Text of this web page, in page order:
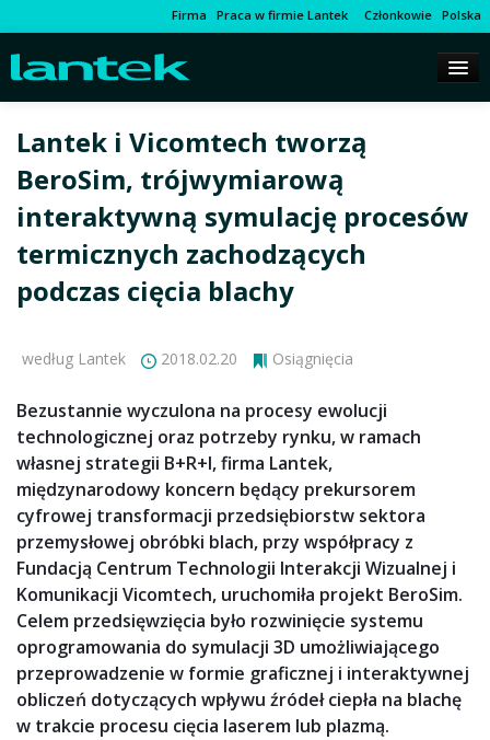
Firma Praca w firmie Lantek Członkowie Polska
Lantek i Vicomtech tworzą
BeroSim, trójwymiarową
interaktywną symulację procesów
termicznych zachodzących
podczas cięcia blachy
według Lantek 2018.02.20 Osiągnięcia
Bezustannie wyczulona na procesy ewolucji
technologicznej oraz potrzeby rynku, w ramach
własnej strategii B+R+I, firma Lantek,
międzynarodowy koncern będący prekursorem
cyfrowej transformacji przedsiębiorstw sektora
przemysłowej obróbki blach, przy współpracy z
Fundacją Centrum Technologii Interakcji Wizualnej i
Komunikacji Vicomtech, uruchomiła projekt BeroSim.
Celem przedsięwzięcia było rozwinięcie systemu
oprogramowania do symulacji 3D umożliwiającego
przeprowadzenie w formie graficznej i interaktywnej
obliczeń dotyczących wpływu źródeł ciepła na blachę
w trakcie procesu cięcia laserem lub plazmą.